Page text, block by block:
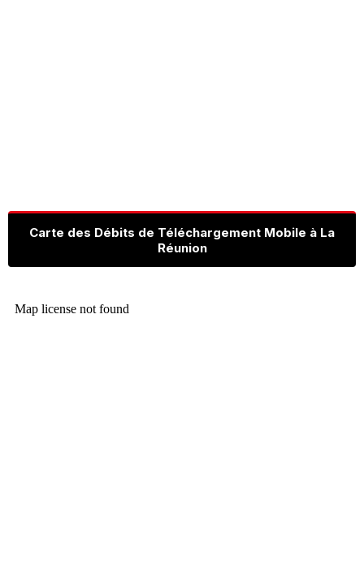
Carte des Débits de Téléchargement Mobile à La
Réunion